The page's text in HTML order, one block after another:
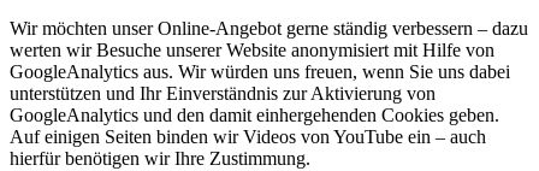
Wir möchten unser Online-Angebot gerne ständig verbessern – dazu
werten wir Besuche unserer Website anonymisiert mit Hilfe von
GoogleAnalytics aus. Wir würden uns freuen, wenn Sie uns dabei
unterstützen und Ihr Einverständnis zur Aktivierung von
GoogleAnalytics und den damit einhergehenden Cookies geben.
Auf einigen Seiten binden wir Videos von YouTube ein – auch
hierfür benötigen wir Ihre Zustimmung.